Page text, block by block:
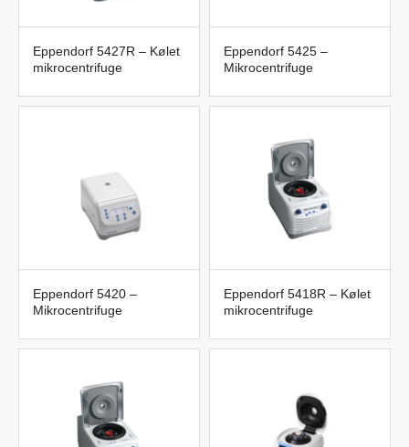
Eppendorf 5427R – Kølet
mikrocentrifuge
Eppendorf 5425 –
Mikrocentrifuge
Eppendorf 5420 –
Mikrocentrifuge
Eppendorf 5418R – Kølet
mikrocentrifuge